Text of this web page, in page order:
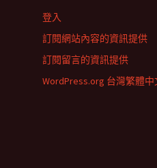
登入
訂閱網站內容的資訊提供
訂閱留言的資訊提供
WordPress.org 台灣繁體中